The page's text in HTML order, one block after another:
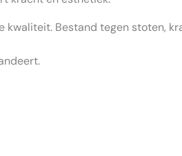
Bestand tegen stoten,